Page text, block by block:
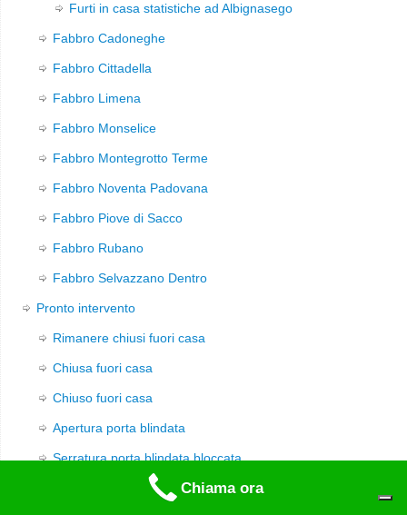
Furti in casa statistiche ad Albignasego
Fabbro Cadoneghe
Fabbro Cittadella
Fabbro Limena
Fabbro Monselice
Fabbro Montegrotto Terme
Fabbro Noventa Padovana
Fabbro Piove di Sacco
Fabbro Rubano
Fabbro Selvazzano Dentro
Pronto intervento
Rimanere chiusi fuori casa
Chiusa fuori casa
Chiuso fuori casa
Apertura porta blindata
Serratura porta blindata bloccata
Serratura bloccata chiave non gira
Chiama ora